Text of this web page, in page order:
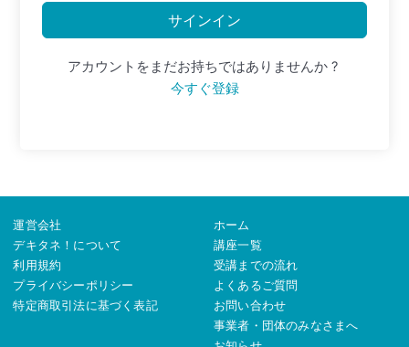
サインイン
アカウントをまだお持ちではありませんか ?
今すぐ登録
運営会社
デキタネ！について
利用規約
プライバシーポリシー
特定商取引法に基づく表記
ホーム
講座一覧
受講までの流れ
よくあるご質問
お問い合わせ
事業者・団体のみなさまへ